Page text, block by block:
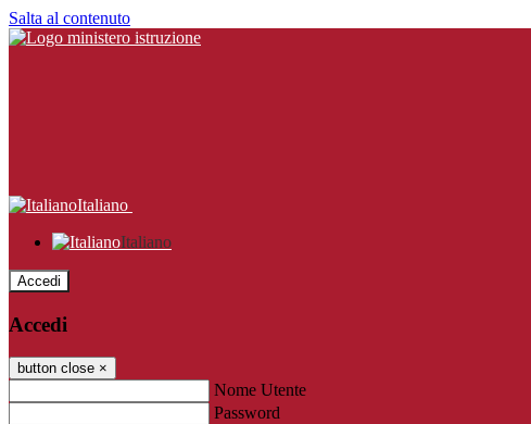
Salta al contenuto
Italiano
Italiano
Accedi
Accedi
button close ×
Nome Utente
Password